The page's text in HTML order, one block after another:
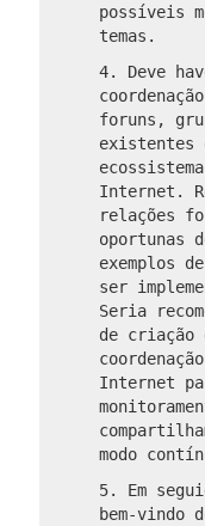
possíveis
temas.
4. Deve
foruns,
existentes
Internet.
relações
oportunas
exemplos
ser
Seria
de criação
Internet
modo
5. Em
bem-vindo